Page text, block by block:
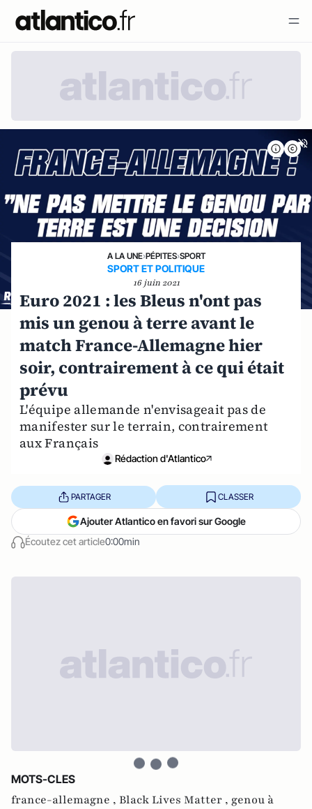
A LA UNE›PÉPITES›SPORT
SPORT ET POLITIQUE
16 juin 2021
Euro 2021 : les Bleus n'ont pas
mis un genou à terre avant le
match France-Allemagne hier
soir, contrairement à ce qui était
prévu
L'équipe allemande n'envisageait pas de
manifester sur le terrain, contrairement
aux Français
Rédaction d'Atlantico
Écoutez cet article0:00min
PARTAGER CLASSER
Ajouter Atlantico en favori sur Google
MOTS-CLES
france-allemagne , Black Lives Matter , genou à